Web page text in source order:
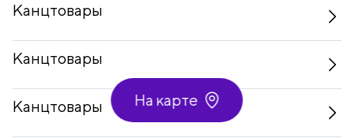
На карте
Канцтовары
Канцтовары
Канцтовары